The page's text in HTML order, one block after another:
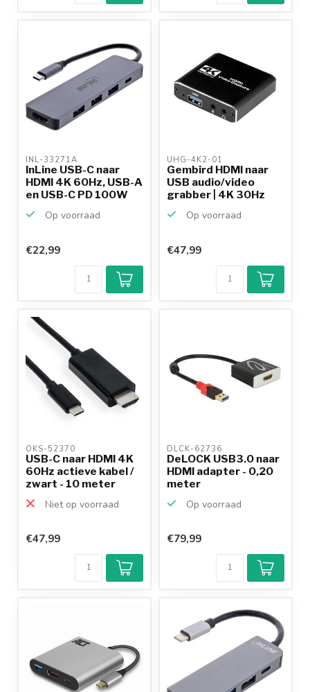
INL-33271A
InLine USB-C naar
HDMI 4K 60Hz, USB-A
en USB-C PD 100W
Op voorraad
€22,99
UHG-4K2-01
Gembird HDMI naar
USB audio/video
grabber | 4K 30Hz
Op voorraad
€47,99
OKS-52370
USB-C naar HDMI 4K
60Hz actieve kabel /
zwart - 10 meter
Niet op voorraad
€47,99
DLCK-62736
DeLOCK USB3.0 naar
HDMI adapter - 0,20
meter
Op voorraad
€79,99